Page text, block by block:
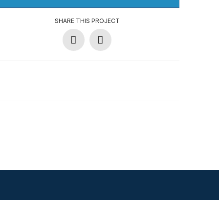
SHARE THIS PROJECT